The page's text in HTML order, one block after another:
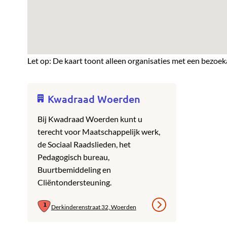
Let op: De kaart toont alleen organisaties met een
Kwadraad Woerden
Bij Kwadraad Woerden kunt u
terecht voor Maatschappelijk werk,
de Sociaal Raadslieden, het
Pedagogisch bureau,
Buurtbemiddeling en
Cliëntondersteuning.
Derkinderenstraat 32, Woerden